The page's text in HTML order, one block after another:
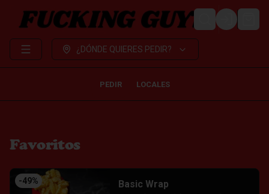
LOGIN
¿DÓNDE QUIERES PEDIR?
PEDIR LOCALES
Favoritos
-49% Basic Wrap